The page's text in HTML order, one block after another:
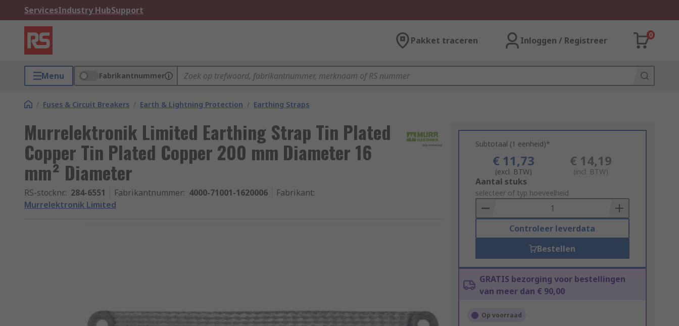
ServicesIndustry HubSupport
Pakket traceren Inloggen / Registreer
0
Menu Fabrikantnummer
/ Fuses & Circuit Breakers / Earth & Lightning Protection / Earthing Straps
Murrelektronik Limited Earthing Strap Tin Plated
Copper Tin Plated Copper 200 mm Diameter 16
mm² Diameter
RS-stocknr.: 284-6551 Fabrikantnummer: 4000-71001-1620006 Fabrikant:
Murrelektronik Limited
Subtotaal (1 eenheid)*
€ 11,73
(excl. BTW)
€ 14,19
(incl. BTW)
Add
to
Basket
Aantal stuks
selecteer of typ hoeveelheid
Controleer leverdata
Bestellen
GRATIS bezorging voor bestellingen
van meer dan € 90,00
Op voorraad